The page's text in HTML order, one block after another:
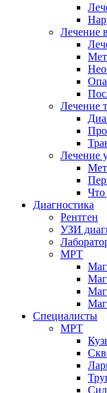
Лечение
Лечение
Лечение
Что
Диагностика
Рентген
УЗИ
МРТ
Специалисты
МРТ